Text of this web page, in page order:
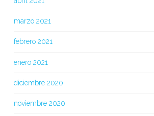
marzo 2021
febrero 2021
enero 2021
diciembre 2020
noviembre 2020